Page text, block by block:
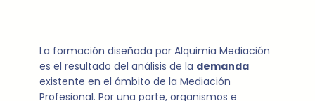
La formación diseñada por Alquimia Mediación
es el resultado del análisis de la demanda
existente en el ámbito de la Mediación
Profesional. Por una parte, organismos e